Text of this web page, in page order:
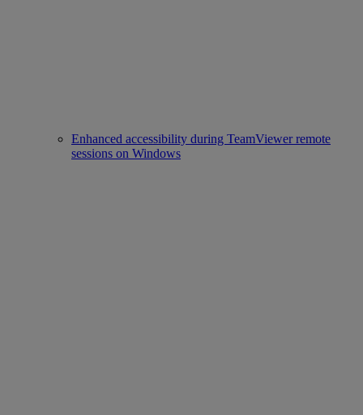
Enhanced accessibility during TeamViewer remote
sessions on Windows